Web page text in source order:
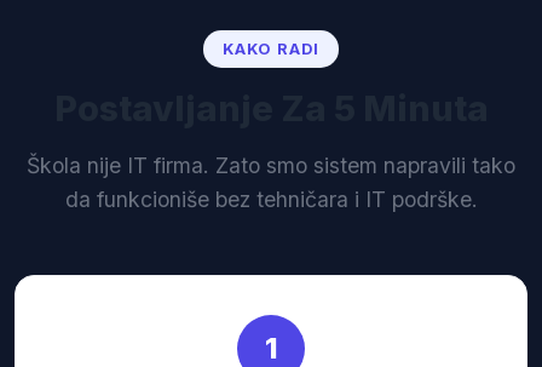
KAKO RADI
Škola nije IT firma. Zato smo sistem napravili tako
da funkcioniše bez tehničara i IT podrške.
1